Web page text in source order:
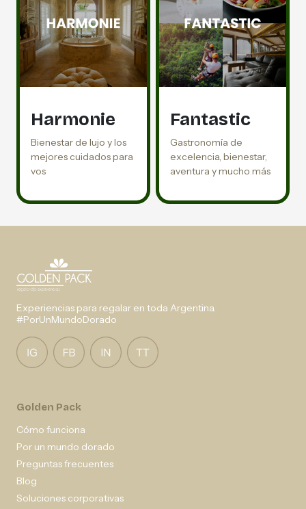
Harmonie
Bienestar de lujo y los
mejores cuidados para
vos
Fantastic
Gastronomía de
excelencia, bienestar,
aventura y mucho más
Experiencias para regalar en toda Argentina.
#PorUnMundoDorado
Golden Pack
Cómo funciona
Por un mundo dorado
Preguntas frecuentes
Blog
Soluciones corporativas